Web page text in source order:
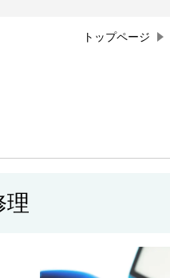
トップページ
理